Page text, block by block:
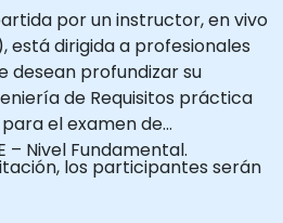
por un instructor, en vivo
está dirigida a profesionales
desean profundizar su
de Requisitos práctica
el examen de
– Nivel Fundamental.
los participantes serán